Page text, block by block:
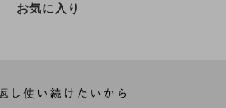
お気に入り